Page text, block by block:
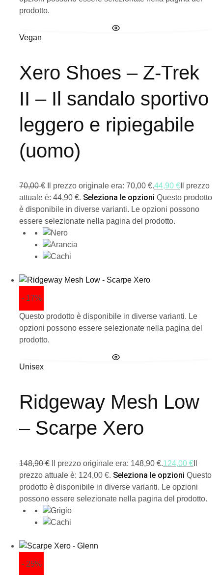
prodotto.
Vegan
Xero Shoes – Z-Trek
II – Il sandalo sportivo
leggero e ripiegabile
(uomo)
70,00€ Il prezzo originale era: 70,00 €.44,90 € Il prezzo
attuale è: 44,90 €. Seleziona le opzioni Questo prodotto
è disponibile in diverse varianti. Le opzioni possono
essere selezionate nella pagina del prodotto.
- 17%
Questo prodotto è disponibile in diverse varianti. Le
opzioni possono essere selezionate nella pagina del
prodotto.
Unisex
Ridgeway Mesh Low
– Scarpe Xero
148,90€ Il prezzo originale era: 148,90 €.124,00 €
prezzo attuale è: 124,00 €. Seleziona le opzioni Questo
prodotto è disponibile in diverse varianti. Le opzioni
possono essere selezionate nella pagina del prodotto.
- 25%